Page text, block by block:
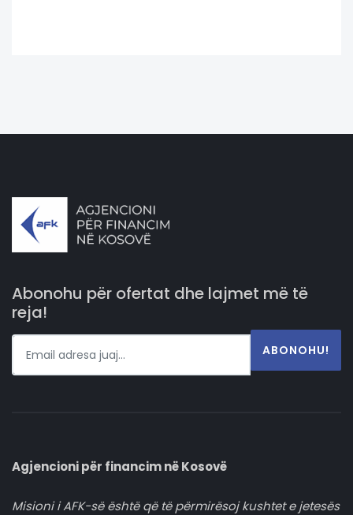
Abonohu për ofertat dhe lajmet më të
reja!
ABONOHU!
Agjencioni për financim në Kosovë
Misioni i AFK-së është që të përmirësoj kushtet e jetesës